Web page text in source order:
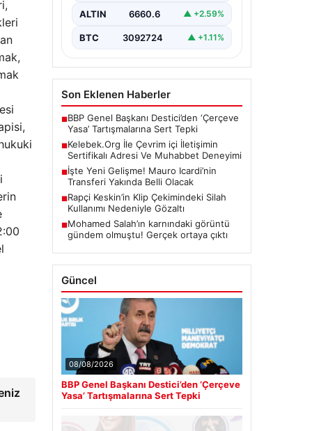
Günümüzde birçok…
ALTIN 6660.6 ▲ +2.59%
BTC 3092724 ▲ +1.11%
Son Eklenen Haberler
■BBP Genel Başkanı Destici’den ‘Çerçeve
Yasa’ Tartışmalarına Sert Tepki
■Kelebek.Org İle Çevrim içi İletişimin
Sertifikalı Adresi Ve Muhabbet Deneyimi
■İşte Yeni Gelişme! Mauro Icardi’nin
Transferi Yakında Belli Olacak
■Rapçi Keskin’in Klip Çekimindeki Silah
Kullanımı Nedeniyle Gözaltı
■Mohamed Salah’ın karnındaki görüntü
gündem olmuştu! Gerçek ortaya çıktı
Güncel
08/08/2026
BBP Genel Başkanı Destici’den ‘Çerçeve
Yasa’ Tartışmalarına Sert Tepki